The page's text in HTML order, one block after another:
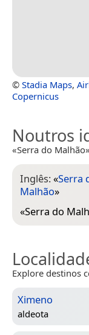
© Stadia Maps,
Copernicus
Noutros
«Serra do
Inglês:«Serra
Malhão»
«Serra do
Explore destinos
Ximeno
aldeota